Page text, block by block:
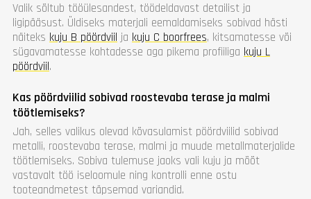
Valik sõltub tööülesandest, töödeldavast detailist ja
ligipääsust. Üldiseks materjali eemaldamiseks sobivad hästi
näiteks kuju B pöördviil ja kuju C boorfrees, kitsamatesse või
sügavamatesse kohtadesse aga pikema profiiliga kuju L
pöördviil.
Kas pöördviilid sobivad roostevaba terase ja malmi
töötlemiseks?
Jah, selles valikus olevad kõvasulamist pöördviilid sobivad
metalli, roostevaba terase, malmi ja muude metallmaterjalide
töötlemiseks. Sobiva tulemuse jaoks vali kuju ja mõõt
vastavalt töö iseloomule ning kontrolli enne ostu
tooteandmetest täpsemad variandid.